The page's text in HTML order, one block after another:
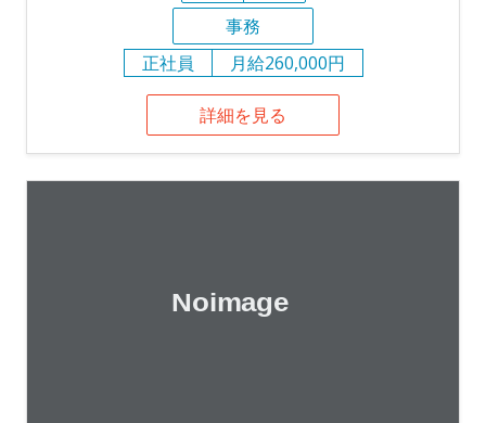
事務
正社員
月給260,000円
詳細を見る